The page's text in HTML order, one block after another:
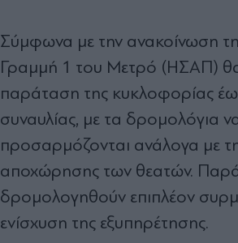
Σύμφωνα με την ανακοίνωση
Γραμμή 1 του Μετρό (ΗΣΑΠ)
παράταση της κυκλοφορίας
συναυλίας, με τα δρομολόγια
προσαρμόζονται ανάλογα με
αποχώρησης των θεατών.
δρομολογηθούν επιπλέον
ενίσχυση της εξυπηρέτησης.